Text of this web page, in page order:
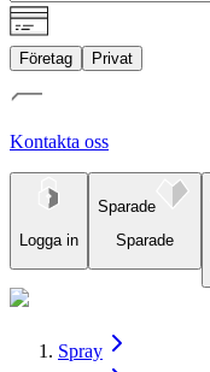
Företag Privat
Kontakta oss
Logga in
Sparade
Sparade
Spray